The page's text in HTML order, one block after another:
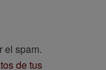
el spam.
de tus